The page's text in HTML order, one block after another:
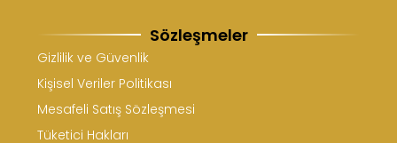
Sözleşmeler
Gizlilik ve Güvenlik
Kişisel Veriler Politikası
Mesafeli Satış Sözleşmesi
Tüketici Hakları